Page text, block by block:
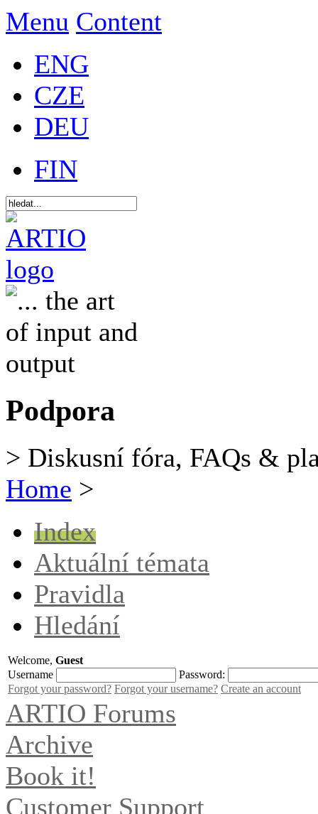
Menu Content
ENG
CZE
DEU
FIN
Podpora
> Diskusní fóra, FAQs &
Home >
Index
Aktuální témata
Pravidla
Hledání
Welcome, Guest
Username
Password:
Forgot your password? Forgot your username? Create an account
ARTIO Forums
Archive
Book it!
Customer Support